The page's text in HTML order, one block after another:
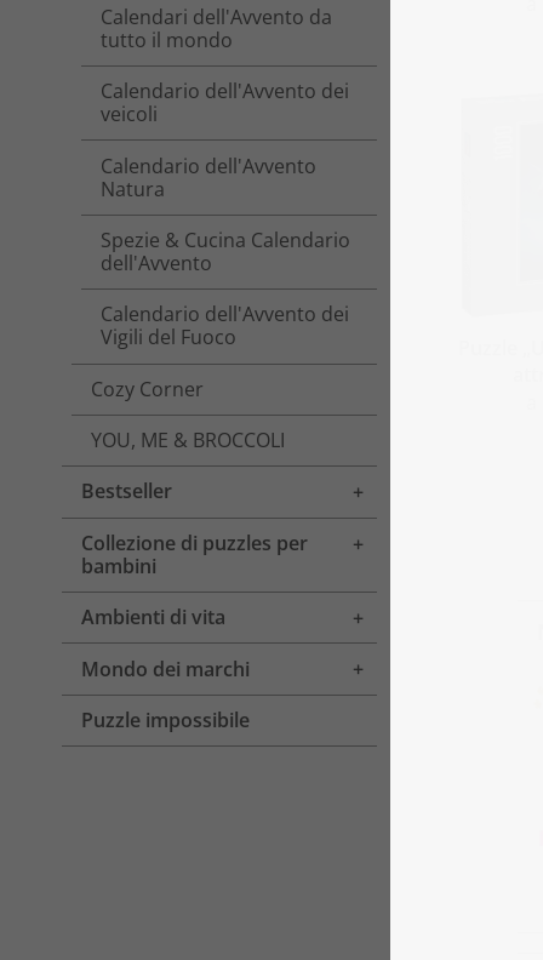
Calendari dell'Avvento da
tutto il mondo
Calendario dell'Avvento dei
veicoli
Calendario dell'Avvento
Natura
Spezie & Cucina Calendario
dell'Avvento
Calendario dell'Avvento dei
Vigili del Fuoco
Cozy Corner
YOU, ME & BROCCOLI
Bestseller
Toggle menu
Collezione di puzzles per
bambini
Toggle menu
Ambienti di vita
Toggle menu
Mondo dei marchi
Toggle menu
Puzzle impossibile